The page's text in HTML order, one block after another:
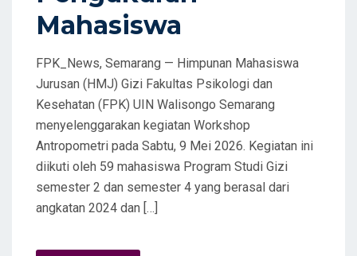
Mahasiswa
FPK_News, Semarang — Himpunan Mahasiswa
Jurusan (HMJ) Gizi Fakultas Psikologi dan
Kesehatan (FPK) UIN Walisongo Semarang
menyelenggarakan kegiatan Workshop
Antropometri pada Sabtu, 9 Mei 2026. Kegiatan ini
diikuti oleh 59 mahasiswa Program Studi Gizi
semester 2 dan semester 4 yang berasal dari
angkatan 2024 dan […]